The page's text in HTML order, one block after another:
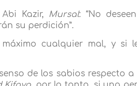
Kazir, Mursal: “No
su perdición”.
cualquier mal, y si
de los sabios respecto